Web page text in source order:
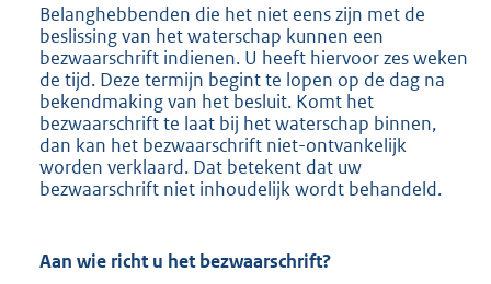
Belanghebbenden die het niet eens zijn met de
beslissing van het waterschap kunnen een
bezwaarschrift indienen. U heeft hiervoor zes weken
de tijd. Deze termijn begint te lopen op de dag na
bekendmaking van het besluit. Komt het
bezwaarschrift te laat bij het waterschap binnen,
dan kan het bezwaarschrift niet-ontvankelijk
worden verklaard. Dat betekent dat uw
bezwaarschrift niet inhoudelijk wordt behandeld.
Aan wie richt u het bezwaarschrift?